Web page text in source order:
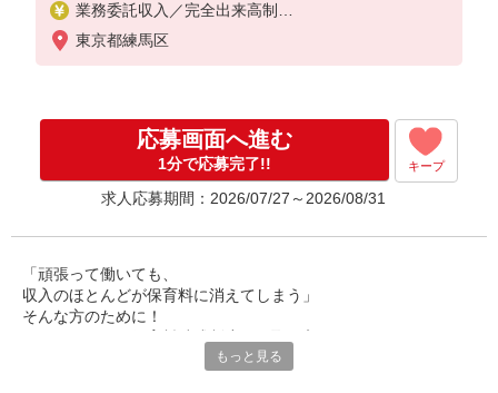
業務委託収入／完全出来高制
◎週3日〜OK◎扶養の範囲内OK
◎扶養の範囲を超えた高収入も応相談
週5日9時-15時の場合 月15万円〜
◆ノルマ・買取りなし！
※研修制度あり
収入保障期間：12か月
東京都練馬区
応募画面へ進む
1分で応募完了!! キープ
求人応募期間：2026/07/27～2026/08/31
「頑張って働いても、
収入のほとんどが保育料に消えてしまう」
そんな方のために！
一般の保育園に子どもを預けている方をバックアップ◎
もっと見る